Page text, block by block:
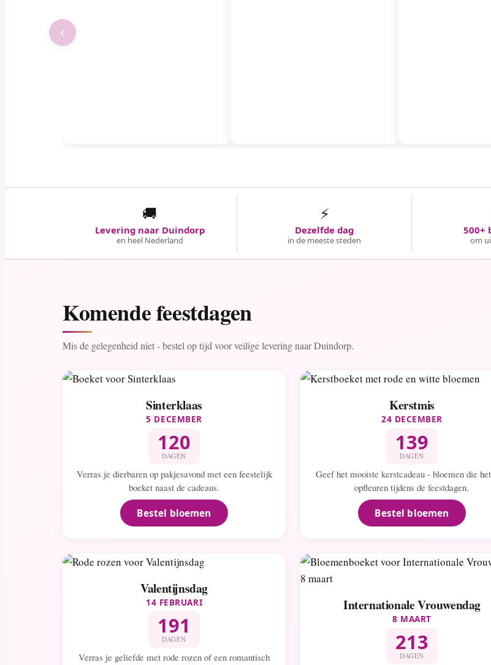
‹
🚚
Levering naar Duindorp
en heel Nederland
⚡
Dezelfde dag
in de meeste steden
500+
om
Komende feestdagen
Mis de gelegenheid niet - bestel op tijd voor veilige levering naar Duindorp.
Sinterklaas
5 DECEMBER
120
DAGEN
Verras je dierbaren op pakjesavond met een feestelijk
boeket naast de cadeaus.
Bestel bloemen
Kerstmis
24 DECEMBER
139
DAGEN
Geef het mooiste kerstcadeau - bloemen die
opfleuren tijdens de feestdagen.
Bestel bloemen
Valentijnsdag
14 FEBRUARI
191
DAGEN
Verras je geliefde met rode rozen of een romantisch
Internationale Vrouwendag
8 MAART
213
DAGEN